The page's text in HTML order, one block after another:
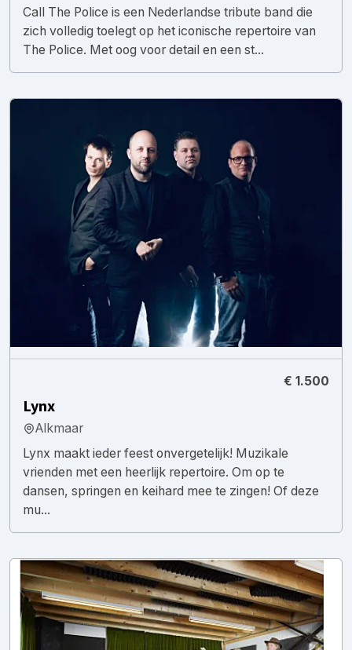
Call The Police is een Nederlandse tribute band die
zich volledig toelegt op het iconische repertoire van
The Police. Met oog voor detail en een st...
€ 1.500
Lynx
Alkmaar
Lynx maakt ieder feest onvergetelijk! Muzikale
vrienden met een heerlijk repertoire. Om op te
dansen, springen en keihard mee te zingen! Of deze
mu...